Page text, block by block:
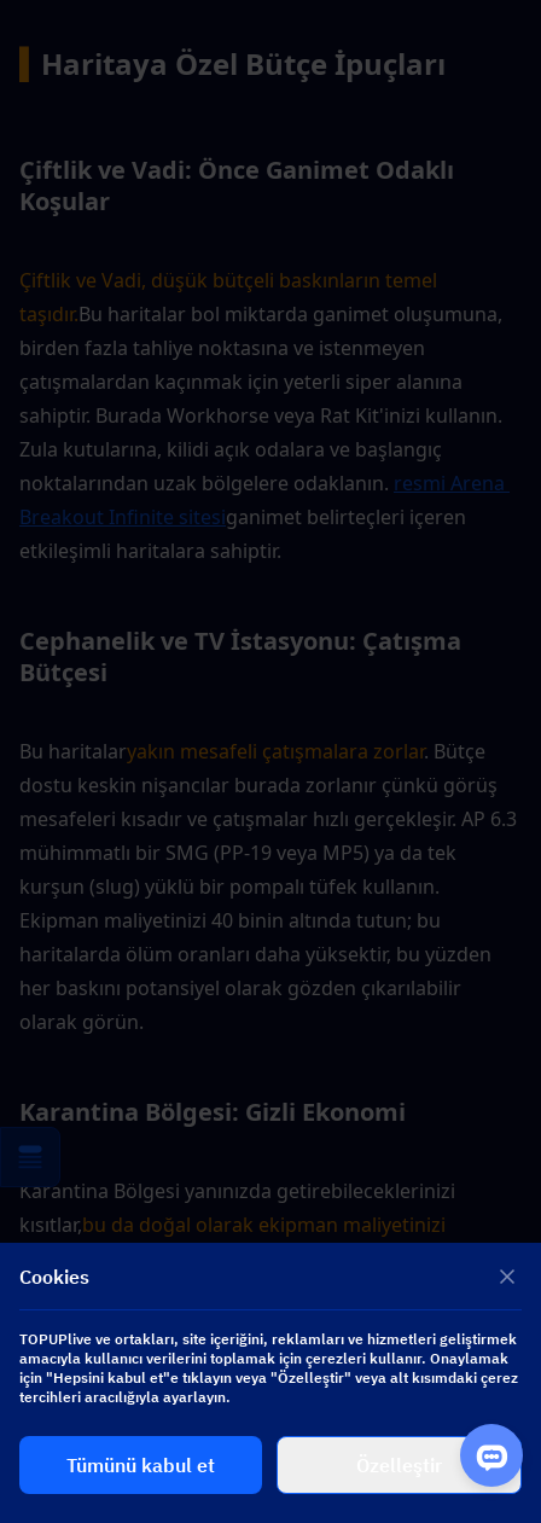
Haritaya Özel Bütçe İpuçları
Çiftlik ve Vadi: Önce Ganimet Odaklı
Koşular
Çiftlik ve Vadi, düşük bütçeli baskınların temel
taşıdır.Bu haritalar bol miktarda ganimet oluşumuna,
birden fazla tahliye noktasına ve istenmeyen
çatışmalardan kaçınmak için yeterli siper alanına
sahiptir. Burada Workhorse veya Rat Kit'inizi kullanın.
Zula kutularına, kilidi açık odalara ve başlangıç
noktalarından uzak bölgelere odaklanın. resmi Arena
Breakout Infinite sitesiganimet belirteçleri içeren
etkileşimli haritalara sahiptir.
Cephanelik ve TV İstasyonu: Çatışma
Bütçesi
Bu haritalaryakın mesafeli çatışmalara zorlar. Bütçe
dostu keskin nişancılar burada zorlanır çünkü görüş
mesafeleri kısadır ve çatışmalar hızlı gerçekleşir. AP 6.3
mühimmatlı bir SMG (PP-19 veya MP5) ya da tek
kurşun (slug) yüklü bir pompalı tüfek kullanın.
Ekipman maliyetinizi 40 binin altında tutun; bu
haritalarda ölüm oranları daha yüksektir, bu yüzden
her baskını potansiyel olarak gözden çıkarılabilir
olarak görün.
Karantina Bölgesi: Gizli Ekonomi
Karantina Bölgesi yanınızda getirebileceklerinizi
kısıtlar,bu da doğal olarak ekipman maliyetinizi
mühimmatlı susturuculu bir tabanca, minimum zırh ve
sessizce yağmalamak ve tahliye olmaktır.Arena
Breakout Infinite topluluk araçları Lockdown
olabilir.
Cookies
TOPUPlive ve ortakları, site içeriğini, reklamları ve hizmetleri geliştirmek
amacıyla kullanıcı verilerini toplamak için çerezleri kullanır. Onaylamak
için "Hepsini kabul et"e tıklayın veya "Özelleştir" veya alt kısımdaki çerez
tercihleri aracılığıyla ayarlayın.
Tümünü kabul et